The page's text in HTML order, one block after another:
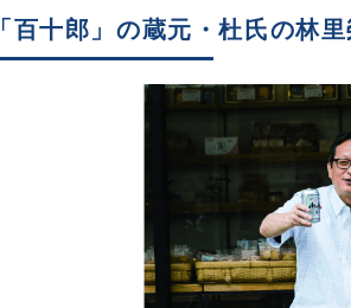
「百十郎」の蔵元・杜氏の林